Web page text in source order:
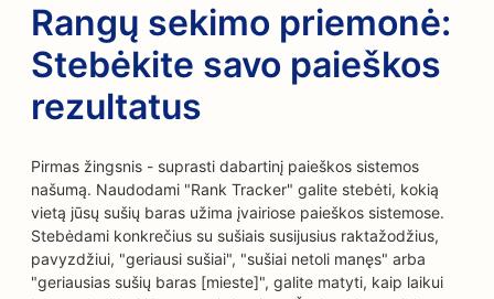
Rangų sekimo priemonė:
Stebėkite savo paieškos
rezultatus
Pirmas žingsnis - suprasti dabartinį paieškos sistemos
našumą. Naudodami "Rank Tracker" galite stebėti, kokią
vietą jūsų sušių baras užima įvairiose paieškos sistemose.
Stebėdami konkrečius su sušiais susijusius raktažodžius,
pavyzdžiui, "geriausi sušiai", "sušiai netoli manęs" arba
"geriausias sušių baras [mieste]", galite matyti, kaip laikui